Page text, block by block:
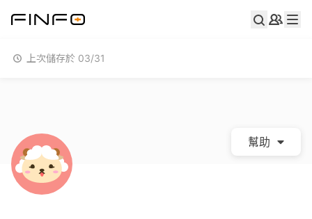
上次儲存於 03/31
幫助